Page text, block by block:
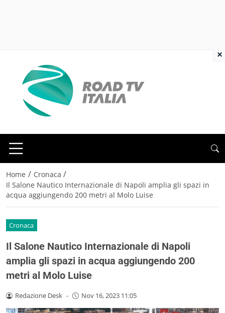
Home / Cronaca /
Il Salone Nautico Internazionale di Napoli amplia gli spazi in
acqua aggiungendo 200 metri al Molo Luise
Cronaca
Il Salone Nautico Internazionale di Napoli
amplia gli spazi in acqua aggiungendo 200
metri al Molo Luise
Redazione Desk - Nov 16, 2023 11:05
×